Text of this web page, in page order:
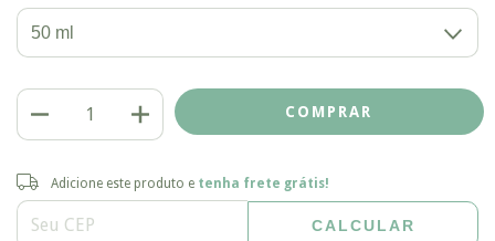
Adicione este produto e tenha frete grátis!
Entregas para o CEP: ALTERAR CEP
Adicione este produto e tenha frete grátis!
CALCULAR